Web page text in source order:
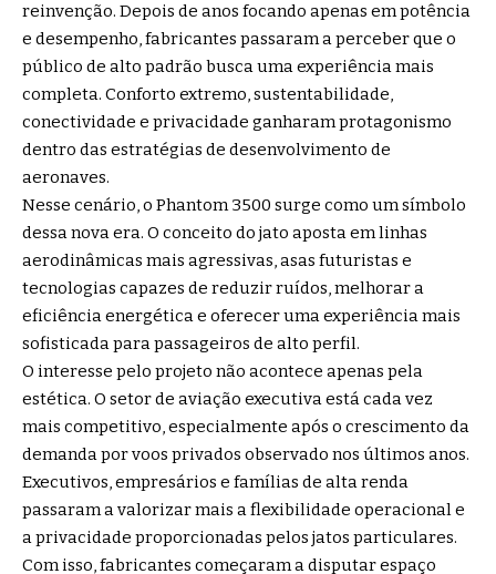
reinvenção. Depois de anos focando apenas em potência
e desempenho, fabricantes passaram a perceber que o
público de alto padrão busca uma experiência mais
completa. Conforto extremo, sustentabilidade,
conectividade e privacidade ganharam protagonismo
dentro das estratégias de desenvolvimento de
aeronaves.
Nesse cenário, o Phantom 3500 surge como um símbolo
dessa nova era. O conceito do jato aposta em linhas
aerodinâmicas mais agressivas, asas futuristas e
tecnologias capazes de reduzir ruídos, melhorar a
eficiência energética e oferecer uma experiência mais
sofisticada para passageiros de alto perfil.
O interesse pelo projeto não acontece apenas pela
estética. O setor de aviação executiva está cada vez
mais competitivo, especialmente após o crescimento da
demanda por voos privados observado nos últimos anos.
Executivos, empresários e famílias de alta renda
passaram a valorizar mais a flexibilidade operacional e
a privacidade proporcionadas pelos jatos particulares.
Com isso, fabricantes começaram a disputar espaço